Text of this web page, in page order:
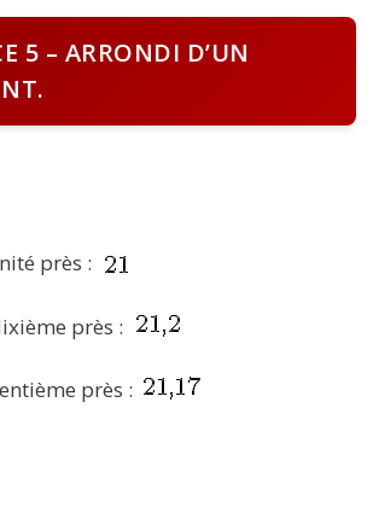
5 – ARRONDI D’UN
près :
près :
près :